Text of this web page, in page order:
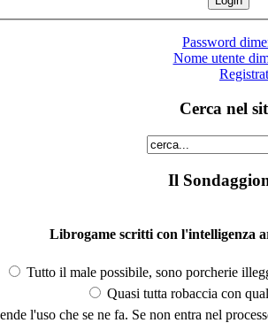
Password
Nome utente
Cerca nel
Il
Librogame scritti con l'intelligenza
Tutto il male possibile, sono porcherie
Quasi tutta robaccia con
l'uso che se ne fa. Se non entra nel